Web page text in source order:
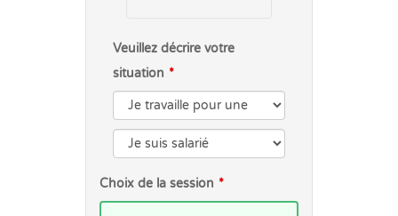
Veuillez décrire votre
situation
Choix de la session